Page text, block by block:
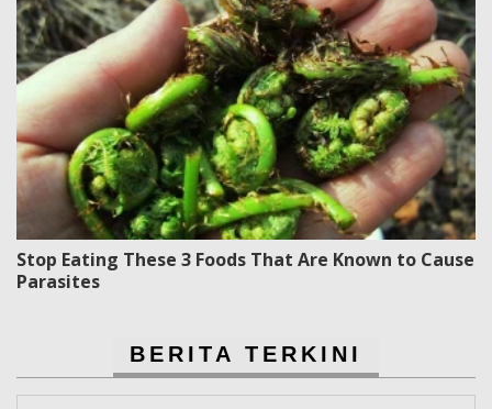
Stop Eating These 3 Foods That Are Known to Cause
Parasites
BERITA TERKINI